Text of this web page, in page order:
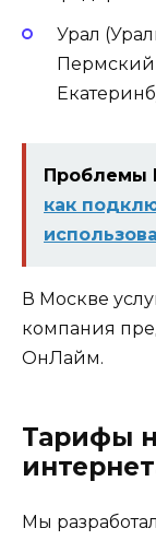
Урал
Пермский
Проблемы
как
В Москве
компания
ОнЛайм.
Тарифы
Мы